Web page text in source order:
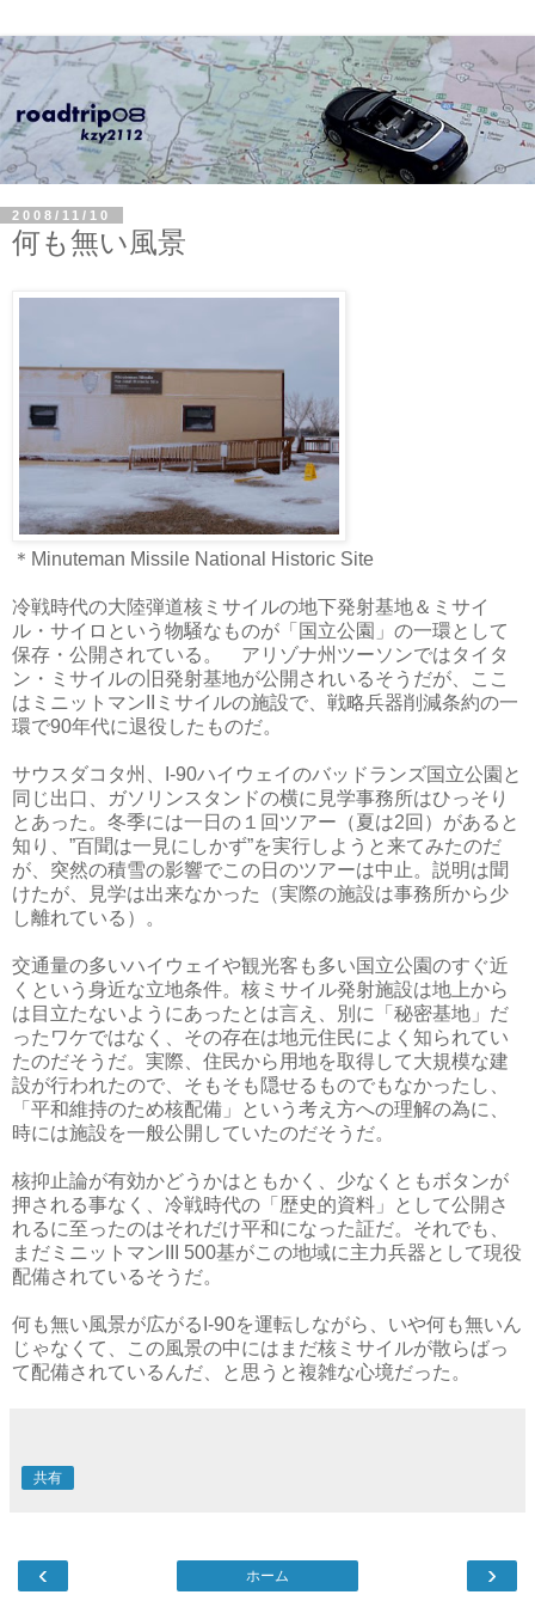
2008/11/10
何も無い風景
＊Minuteman Missile National Historic Site
冷戦時代の大陸弾道核ミサイルの地下発射基地＆ミサイ
ル・サイロという物騒なものが「国立公園」の一環として
保存・公開されている。 アリゾナ州ツーソンではタイタ
ン・ミサイルの旧発射基地が公開されいるそうだが、ここ
はミニットマンIIミサイルの施設で、戦略兵器削減条約の一
環で90年代に退役したものだ。
サウスダコタ州、I-90ハイウェイのバッドランズ国立公園と
同じ出口、ガソリンスタンドの横に見学事務所はひっそり
とあった。冬季には一日の１回ツアー（夏は2回）があると
知り、”百聞は一見にしかず”を実行しようと来てみたのだ
が、突然の積雪の影響でこの日のツアーは中止。説明は聞
けたが、見学は出来なかった（実際の施設は事務所から少
し離れている）。
交通量の多いハイウェイや観光客も多い国立公園のすぐ近
くという身近な立地条件。核ミサイル発射施設は地上から
は目立たないようにあったとは言え、別に「秘密基地」だ
ったワケではなく、その存在は地元住民によく知られてい
たのだそうだ。実際、住民から用地を取得して大規模な建
設が行われたので、そもそも隠せるものでもなかったし、
「平和維持のため核配備」という考え方への理解の為に、
時には施設を一般公開していたのだそうだ。
核抑止論が有効かどうかはともかく、少なくともボタンが
押される事なく、冷戦時代の「歴史的資料」として公開さ
れるに至ったのはそれだけ平和になった証だ。それでも、
まだミニットマンIII 500基がこの地域に主力兵器として現役
配備されているそうだ。
何も無い風景が広がるI-90を運転しながら、いや何も無いん
じゃなくて、この風景の中にはまだ核ミサイルが散らばっ
て配備されているんだ、と思うと複雑な心境だった。
共有
‹ ›
ホーム